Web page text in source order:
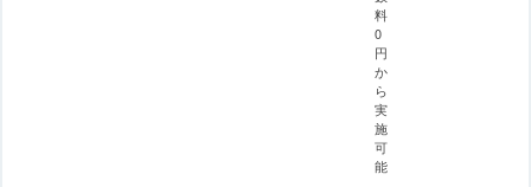
料
0
円
か
ら
実
施
可
能